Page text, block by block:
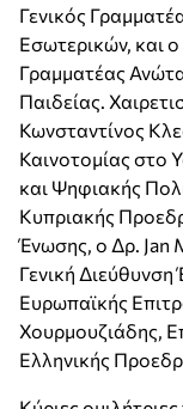
Γενικός
Εσωτερικών, και
Γραμματέας
Παιδείας.
Κωνσταντίνος
Καινοτομίας στο
και Ψηφιακής
Κυπριακής
Ένωσης, ο Δρ. Jan
Γενική Διεύθυνση
Ευρωπαϊκής
Χουρμουζιάδης,
Ελληνικής